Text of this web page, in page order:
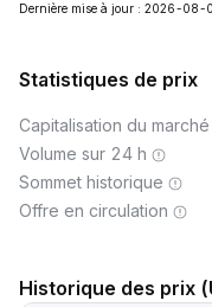
Dernière mise à jour : 2026-08-
Statistiques de prix
Capitalisation du marché
Volume sur 24 h
Sommet historique
Offre en circulation
Historique des prix